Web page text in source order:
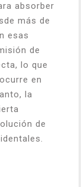
absorber
más de
esas
de
lo que
en
la
de